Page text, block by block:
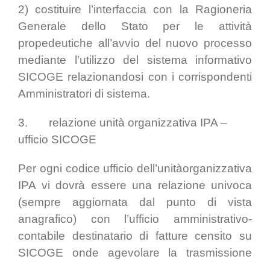
2) costituire l’interfaccia con la Ragioneria
Generale dello Stato per le attività
propedeutiche all’avvio del nuovo processo
mediante l’utilizzo del sistema informativo
SICOGE relazionandosi con i corrispondenti
Amministratori di sistema.
3. relazione unità organizzativa IPA –
ufficio SICOGE
Per ogni codice ufficio dell’unitàorganizzativa
IPA vi dovrà essere una relazione univoca
(sempre aggiornata dal punto di vista
anagrafico) con l’ufficio amministrativo-
contabile destinatario di fatture censito su
SICOGE onde agevolare la trasmissione